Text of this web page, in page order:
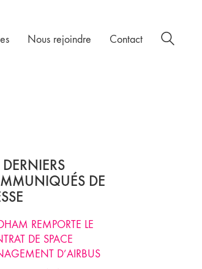
Nous rejoindre Contact
DERNIERS
DE
REMPORTE LE
DE SPACE
D’AIRBUS